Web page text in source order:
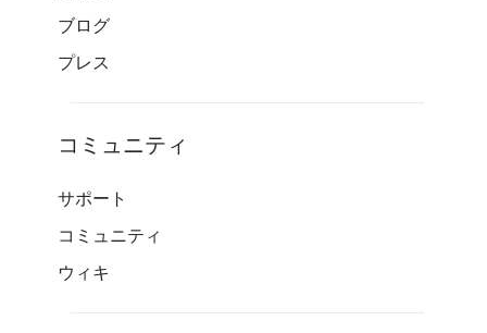
ブログ
プレス
コミュニティ
サポート
コミュニティ
ウィキ